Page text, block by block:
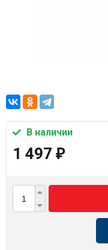
В наличии
1 497 ₽